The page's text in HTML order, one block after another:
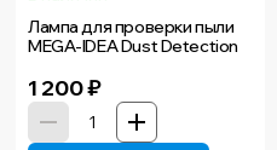
Лампа для проверки пыли
MEGA-IDEA Dust Detection
1 200₽